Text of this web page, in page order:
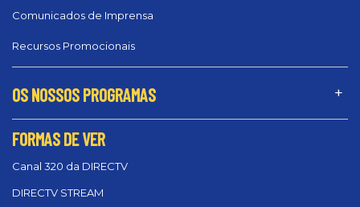
Comunicados de Imprensa
Recursos Promocionais
OS NOSSOS PROGRAMAS
FORMAS DE VER
Canal 320 da DIRECTV
DIRECTV STREAM